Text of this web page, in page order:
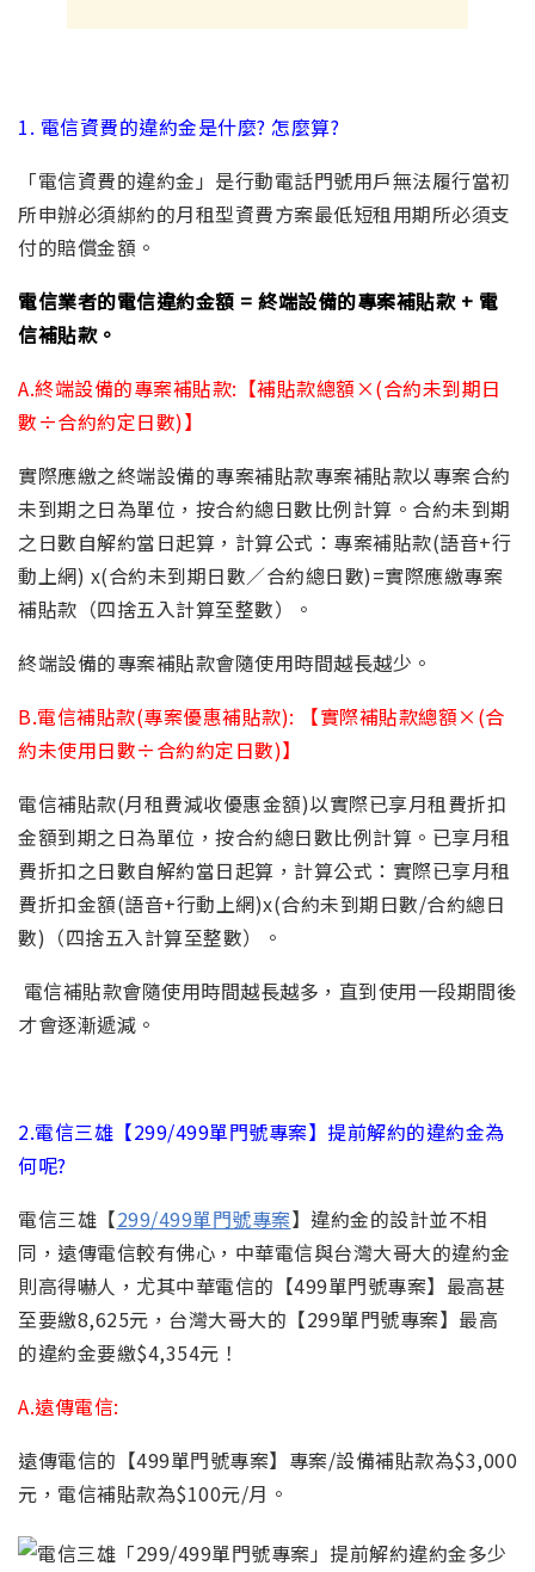
1. 電信資費的違約金是什麼? 怎麼算?
「電信資費的違約金」是行動電話門號用戶無法履行當初
所申辦必須綁約的月租型資費方案最低短租用期所必須支
付的賠償金額。
電信業者的電信違約金額 = 終端設備的專案補貼款 + 電
信補貼款。
A.終端設備的專案補貼款:【補貼款總額×(合約未到期日
數÷合約約定日數)】
實際應繳之終端設備的專案補貼款專案補貼款以專案合約
未到期之日為單位，按合約總日數比例計算。合約未到期
之日數自解約當日起算，計算公式：專案補貼款(語音+行
動上網) x(合約未到期日數／合約總日數)=實際應繳專案
補貼款（四捨五入計算至整數）。
終端設備的專案補貼款會隨使用時間越長越少。
B.電信補貼款(專案優惠補貼款): 【實際補貼款總額×(合
約未使用日數÷合約約定日數)】
電信補貼款(月租費減收優惠金額)以實際已享月租費折扣
金額到期之日為單位，按合約總日數比例計算。已享月租
費折扣之日數自解約當日起算，計算公式：實際已享月租
費折扣金額(語音+行動上網)x(合約未到期日數/合約總日
數)（四捨五入計算至整數）。
電信補貼款會隨使用時間越長越多，直到使用一段期間後
才會逐漸遞減。
2.電信三雄【299/499單門號專案】提前解約的違約金為
何呢?
電信三雄【299/499單門號專案】違約金的設計並不相
同 ，遠傳電信較有佛心，中華電信與台灣大哥大的違約金
則高得嚇人，尤其中華電信的【499單門號專案】最高甚
至要繳8,625元，台灣大哥大的【299單門號專案】最高
的違約金要繳$4,354元！
A.遠傳電信:
遠傳電信的 【499單門號專案】專案/設備補貼款為$3,000
元，電信補貼款為$100元/月。